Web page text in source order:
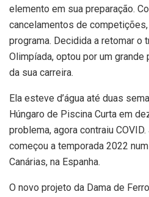
elemento em sua preparação.
cancelamentos de
programa. Decidida a retomar o
Olimpíada, optou por um
da sua carreira.
Ela esteve d’água até duas
Húngaro de Piscina Curta em
problema, agora contraiu
começou a temporada 2022
Canárias, na Espanha.
O novo projeto da Dama de